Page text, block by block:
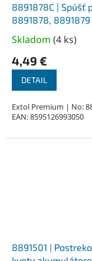
8891878C | Spúšť
8891878, 8891879
Priemerné
hodnotenie
produktu
5,0
z
5
Skladom (4 ks)
4,49 €
DETAIL
Extol Premium | No:
EAN: 8595126993050
8891501 |